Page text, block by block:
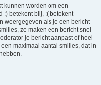
kunnen worden om een
:) betekent blij, :( betekent
weergegeven als je een bericht
ze maken een bericht snel
je bericht aanpast of heel
maximaal aantal smilies, dat in